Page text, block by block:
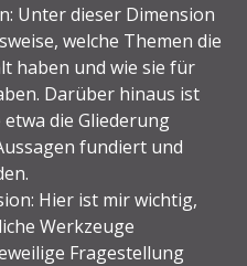
Unter dieser Dimension
welche Themen die
haben und wie sie für
Darüber hinaus ist
die Gliederung
fundiert und
Hier ist mir wichtig,
Werkzeuge
Fragestellung